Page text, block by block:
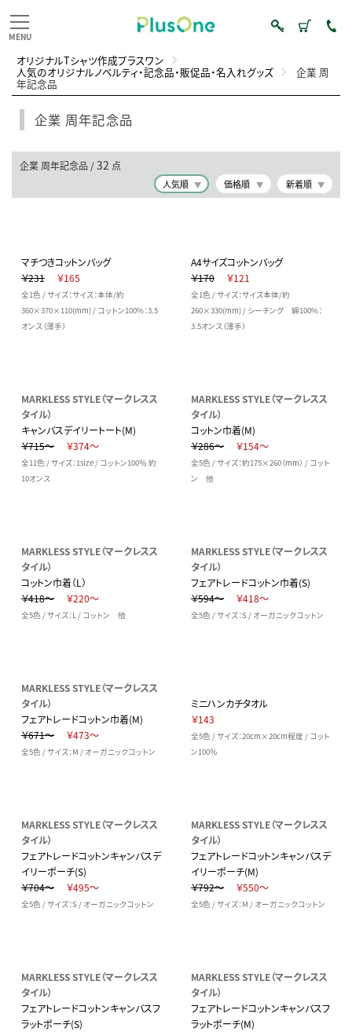
オリジナルTシャツ作成プラスワン
人気のオリジナルノベルティ・記念品・販促品・名入れグッズ 企業 周
年記念品
企業 周年記念品
企業 周年記念品 /32 点
人気順 価格順 新着順
マチつきコットンバッグ
￥231
￥165
全1色 / サイズ：サイズ：本体/約
360×370×110(mm) / コットン100%：3.5
オンス（薄手）
A4サイズコットンバッグ
￥170
￥121
全1色 / サイズ：サイズ本体/約
260×330(mm) / シーチング 綿100%：
3.5オンス（薄手）
MARKLESS STYLE（マークレスス
タイル）
キャンバスデイリートート(M)
￥715～
￥374～
全11色 / サイズ：1size / コットン100％ 約
10オンス
MARKLESS STYLE（マークレスス
タイル）
コットン巾着(M)
￥286～
￥154～
全5色 / サイズ：約175×260（mm） / コット
ン 他
MARKLESS STYLE（マークレスス
タイル）
コットン巾着（L）
￥418～
￥220～
全5色 / サイズ：L / コットン 他
MARKLESS STYLE（マークレスス
タイル）
フェアトレードコットン巾着(S)
￥594～
￥418～
全5色 / サイズ：S / オーガニックコットン
MARKLESS STYLE（マークレスス
タイル）
フェアトレードコットン巾着(M)
￥671～
￥473～
全5色 / サイズ：M / オーガニックコットン
ミニハンカチタオル
￥143
全5色 / サイズ：20cm×20cm程度 / コット
ン100％
MARKLESS STYLE（マークレスス
タイル）
フェアトレードコットンキャンバスデ
イリーポーチ(S)
￥704～
￥495～
全5色 / サイズ：S / オーガニックコットン
MARKLESS STYLE（マークレスス
タイル）
フェアトレードコットンキャンバスデ
イリーポーチ(M)
￥792～
￥550～
全5色 / サイズ：M / オーガニックコットン
MARKLESS STYLE（マークレスス
タイル）
フェアトレードコットンキャンバスフ
ラットポーチ(S)
MARKLESS STYLE（マークレスス
タイル）
フェアトレードコットンキャンバスフ
ラットポーチ(M)